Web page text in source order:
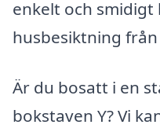
enkelt och
husbesiktning
Är du bosatt i en
bokstaven Y? Vi